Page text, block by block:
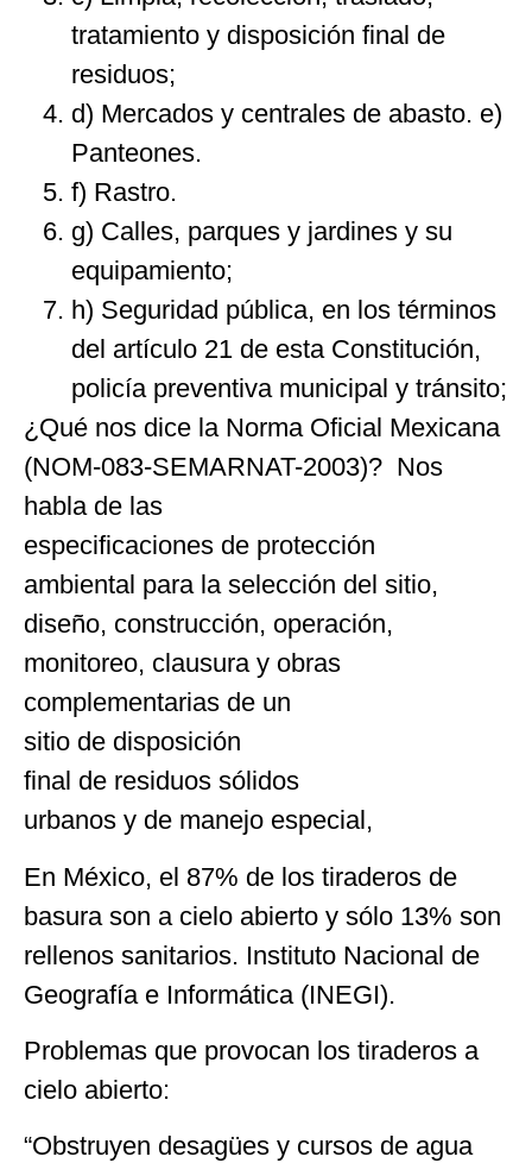
tratamiento y disposición final de
residuos;
d) Mercados y centrales de abasto. e)
Panteones.
f) Rastro.
g) Calles, parques y jardines y su
equipamiento;
h) Seguridad pública, en los términos
del artículo 21 de esta Constitución,
policía preventiva municipal y tránsito;
¿Qué nos dice la Norma Oficial Mexicana
(NOM-083-SEMARNAT-2003)? Nos
habla de las
especificaciones de protección
ambiental para la selección del sitio,
diseño, construcción, operación,
monitoreo, clausura y obras
complementarias de un
sitio de disposición
final de residuos sólidos
urbanos y de manejo especial,
En México, el 87% de los tiraderos de
basura son a cielo abierto y sólo 13% son
rellenos sanitarios. Instituto Nacional de
Geografía e Informática (INEGI).
Problemas que provocan los tiraderos a
cielo abierto:
“Obstruyen desagües y cursos de agua